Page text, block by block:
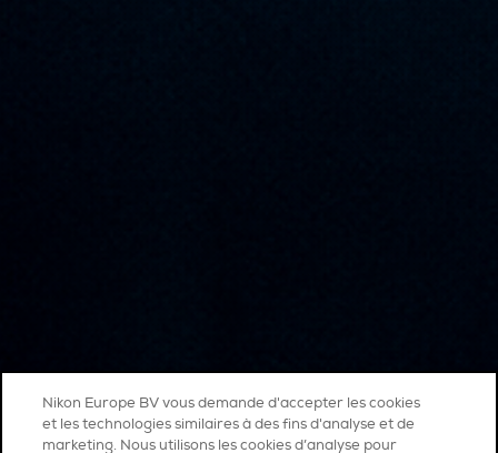
Nikon Europe BV vous demande d'accepter les cookies
et les technologies similaires à des fins d'analyse et de
marketing. Nous utilisons les cookies d’analyse pour